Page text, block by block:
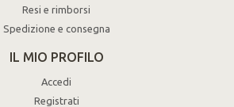
Resi e rimborsi
Spedizione e consegna
IL MIO PROFILO
Accedi
Registrati